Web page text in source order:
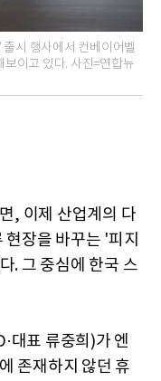
시 행사에서 컨베이어벨
보이고 있다. 사진=연합뉴
, 이제 산업계의 다
장을 바꾸는 '피지
. 그 중심에 한국 스
대표 류중희)가 엔
존재하지 않던 휴